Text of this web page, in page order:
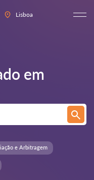
Lisboa
em
e Arbitragem